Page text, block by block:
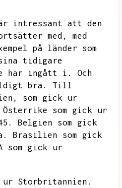
intressant att den
med,
med
på länder som
tidigare
har ingått i.
Och
bra.
Till
som gick ur
Österrike som gick ur
Belgien som gick
Brasilien som gick
som gick ur
Storbritannien.